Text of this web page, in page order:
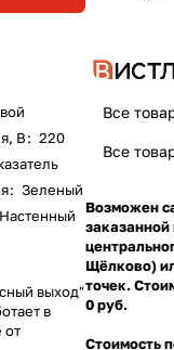
В: 220
: Зеленый
Настенный
выход"
в
от
Все
Все
Возможен
заказанной
Щёлково)
точек.
0 руб.
Стоимость